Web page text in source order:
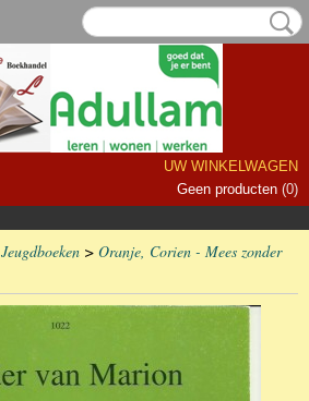
UW WINKELWAGEN
Geen producten (0)
Jeugdboeken > Oranje, Corien - Mees zonder